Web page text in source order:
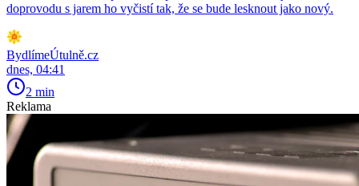
doprovodu s jarem ho vyčistí tak, že se bude lesknout jako nový.
BydlímeÚtulně.cz
dnes, 04:41
2 min
Reklama